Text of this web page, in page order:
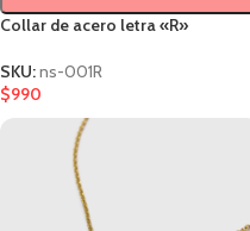
Collar de acero letra «R»
SKU:ns-001R
$990